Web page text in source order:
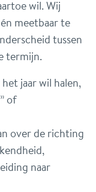
wil. Wij
meetbaar te
tussen
termijn.
jaar wil halen,
of
over de richting
naar